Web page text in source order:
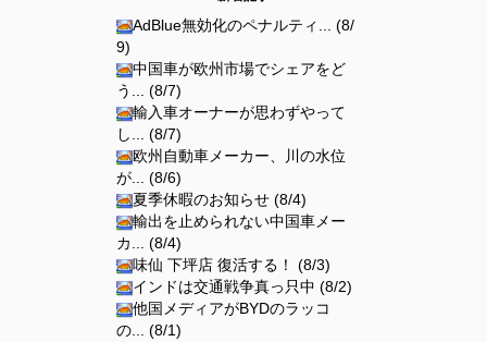
AdBlue無効化のペナルティ... (8/
9)
中国車が欧州市場でシェアをど
う... (8/7)
輸入車オーナーが思わずやって
し... (8/7)
欧州自動車メーカー、川の水位
が... (8/6)
夏季休暇のお知らせ (8/4)
輸出を止められない中国車メー
カ... (8/4)
味仙 下坪店 復活する！ (8/3)
インドは交通戦争真っ只中 (8/2)
他国メディアがBYDのラッコ
の... (8/1)